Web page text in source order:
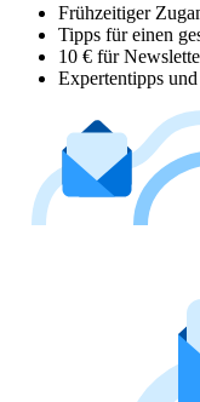
Frühzeitiger
Tipps für einen
10 € für
Expertentipps